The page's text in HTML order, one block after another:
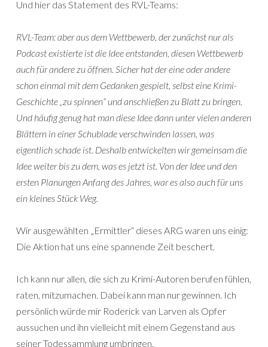
Und hier das Statement des RVL-Teams:
RVL-Team: aber aus dem Wettbewerb, der zunächst nur als
Podcast existierte ist die Idee entstanden, diesen Wettbewerb
auch für andere zu öffnen. Sicher hat der eine oder andere
schon einmal mit dem Gedanken gespielt, selbst eine Krimi-
Geschichte „zu spinnen“ und anschließen zu Blatt zu bringen.
Und häufig genug hat man diese Idee dann unter vielen anderen
Blättern in einer Schublade verschwinden lassen, was
eigentlich schade ist. Deshalb entwickelten wir gemeinsam die
Idee weiter bis zu dem, was es jetzt ist. Von der Idee und den
ersten Planungen Anfang des Jahres, war es also auch für uns
ein kleines Stück Weg.
Wir ausgewählten „Ermittler“ dieses ARG waren uns einig:
Die Aktion hat uns eine spannende Zeit beschert.
Ich kann nur allen, die sich zu Krimi-Autoren berufen fühlen,
raten, mitzumachen. Dabei kann man nur gewinnen. Ich
persönlich würde mir Roderick van Larven als Opfer
aussuchen und ihn vielleicht mit einem Gegenstand aus
seiner Todessammlung umbringen.